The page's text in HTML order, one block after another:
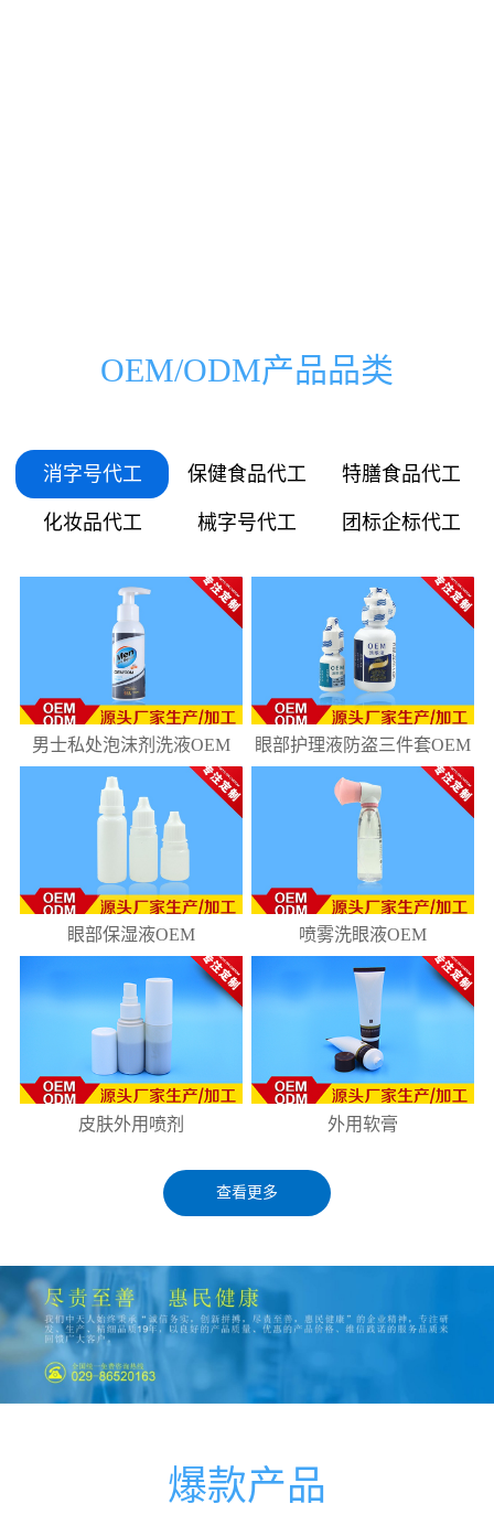
1332
1665
1998
2000
3000
06
08
10
072
109
145
181
218
OEM/ODM产品品类
消字号代工 保健食品代工 特膳食品代工
化妆品代工 械字号代工 团标企标代工
男士私处泡沫剂洗液OEM 眼部护理液防盗三件套OEM
眼部保湿液OEM 喷雾洗眼液OEM
皮肤外用喷剂 外用软膏
查看更多
爆款产品